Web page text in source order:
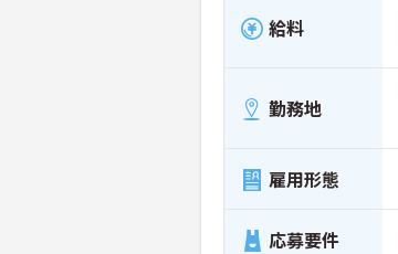
給料
勤務地
雇用形態
応募要件